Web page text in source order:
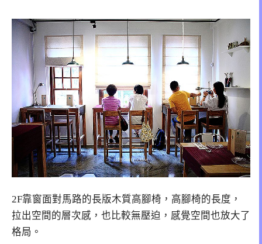
2F靠窗面對馬路的長版木質高腳椅，高腳椅的長度，
拉出空間的層次感，也比較無壓迫，感覺空間也放大了
格局。